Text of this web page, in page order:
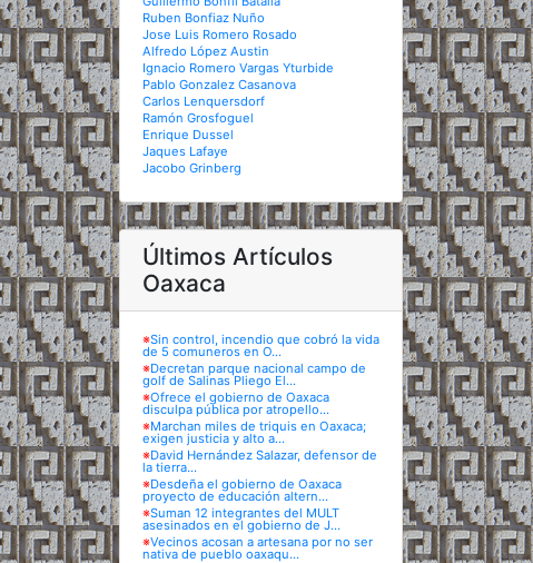
Ruben Bonfiaz Nuño
Jose Luis Romero Rosado
Alfredo López Austin
Ignacio Romero Vargas Yturbide
Pablo Gonzalez Casanova
Carlos Lenquersdorf
Ramón Grosfoguel
Enrique Dussel
Jaques Lafaye
Jacobo Grinberg
Últimos Artículos
Oaxaca
※Sin control, incendio que cobró la vida
de 5 comuneros en O...
※Decretan parque nacional campo de
golf de Salinas Pliego El...
※Ofrece el gobierno de Oaxaca
disculpa pública por atropello...
※Marchan miles de triquis en Oaxaca;
exigen justicia y alto a...
※David Hernández Salazar, defensor de
la tierra...
※Desdeña el gobierno de Oaxaca
proyecto de educación altern...
※Suman 12 integrantes del MULT
asesinados en el gobierno de J...
※Vecinos acosan a artesana por no ser
nativa de pueblo oaxaqu...